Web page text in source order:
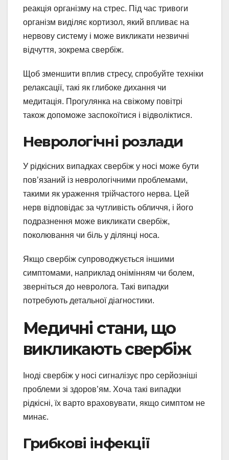
реакція організму на стрес. Під час тривоги
організм виділяє кортизол, який впливає на
нервову систему і може викликати незвичні
відчуття, зокрема свербіж.
Щоб зменшити вплив стресу, спробуйте техніки
релаксації, такі як глибоке дихання чи
медитація. Прогулянка на свіжому повітрі
також допоможе заспокоїтися і відволіктися.
Неврологічні розлади
У рідкісних випадках свербіж у носі може бути
пов’язаний із неврологічними проблемами,
такими як ураження трійчастого нерва. Цей
нерв відповідає за чутливість обличчя, і його
подразнення може викликати свербіж,
поколювання чи біль у ділянці носа.
Якщо свербіж супроводжується іншими
симптомами, наприклад онімінням чи болем,
зверніться до невролога. Такі випадки
потребують детальної діагностики.
Медичні стани, що
викликають свербіж
Іноді свербіж у носі сигналізує про серйозніші
проблеми зі здоров’ям. Хоча такі випадки
рідкісні, їх варто враховувати, якщо симптом не
минає.
Грибкові інфекції